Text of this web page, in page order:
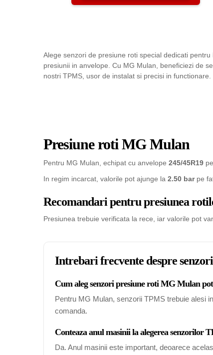
Alege senzori de presiune roti special dedicati
presiunii in anvelope. Cu MG Mulan, beneficiezi de
nostri TPMS, usor de instalat si precisi in functionare.
Presiune roti MG Mulan
Pentru MG Mulan, echipat cu anvelope 245/45R19
In regim incarcat, valorile pot ajunge la 2.50 barpe
Recomandari pentru presiunea
Presiunea trebuie verificata la rece, iar valorile pot
Intrebari frecvente despre
Cum aleg senzori presiune roti MG Mulan
Pentru MG Mulan, senzorii TPMS trebuie alesi
comanda.
Conteaza anul masinii la alegerea senzorilor
Da. Anul masinii este important, deoarece